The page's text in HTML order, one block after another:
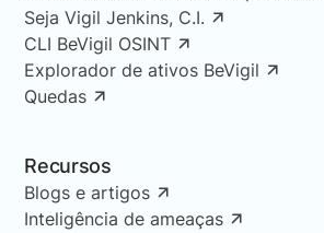
Seja Vigil Jenkins, C.I.
CLI BeVigil OSINT
Explorador de ativos BeVigil
Quedas
Recursos
Blogs e artigos
Inteligência de ameaças